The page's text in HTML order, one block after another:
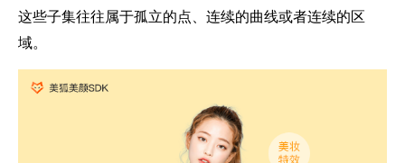
这些子集往往属于孤立的点、连续的曲线或者连续的区
域。